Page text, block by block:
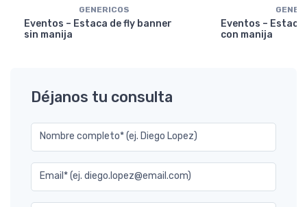
GENERICOS
Eventos – Estaca de fly banner
sin manija
Eventos –
con manija
Déjanos tu consulta
Nombre completo* (ej. Diego Lopez)
Email* (ej. diego.lopez@email.com)